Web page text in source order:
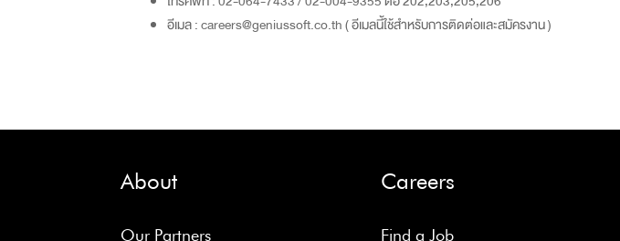
อีเมล :careers@geniussoft.co.th( อีเมลนี้ใช้สำหรับการติดต่อและสมัครงาน )
About
Our Partners
Careers
Find a Job